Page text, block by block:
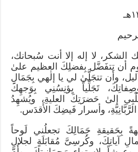
الشكر، لا إله إلا أنت سُبحانك،
أن تتفَضَّل بِفضلِكَ العظيم علىٰ
وأَن تتجَلَّىٰ لي يا إلٰهي بِجَمَالِ
تَجَلِّياً يِؤنِسُنِي بِوَجهِكَ
إلىٰ حَضرَتِكَ العليةِ، ويُشهِدُ
وأسرار فَيضِكَ الأَقدَس.
بِحَقيقةِ جَمَالِكَ تجعلُني لَوحاً
آياتِكَ، وكُرسِىَّ مُقابَلَةٍ لجلالِ